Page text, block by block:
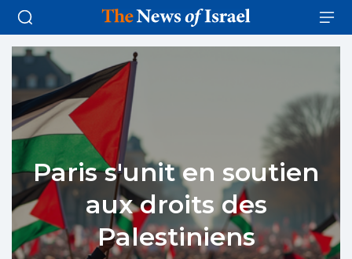
Paris s'unit en soutien
aux droits des
Palestiniens